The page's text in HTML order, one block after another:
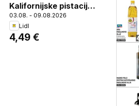
Kalifornijske pistacije
XXL, Pržene i slane
03.08. - 09.08.2026
Lidl
4,49 €